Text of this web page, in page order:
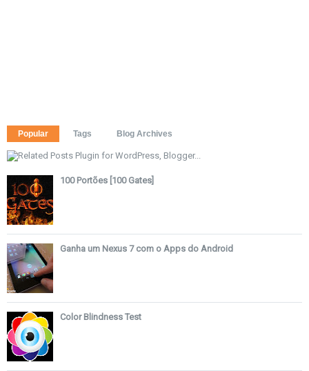
Popular Tags Blog Archives
100 Portões [100 Gates]
Ganha um Nexus 7 com o Apps do Android
Color Blindness Test